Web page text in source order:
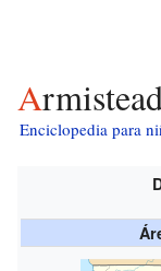
Enciclopedia para